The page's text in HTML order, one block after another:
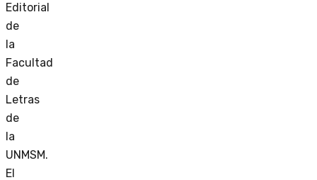
Editorial
de
la
Facultad
de
Letras
de
la
UNMSM.
El